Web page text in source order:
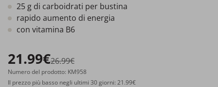
25 g di carboidrati per bustina
rapido aumento di energia
con vitamina B6
21.99€26.99€
Numero del prodotto: KM958
Il prezzo più basso negli ultimi 30 giorni: 21.99€